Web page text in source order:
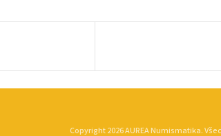
Copyright 2026AUREA Numismatika.